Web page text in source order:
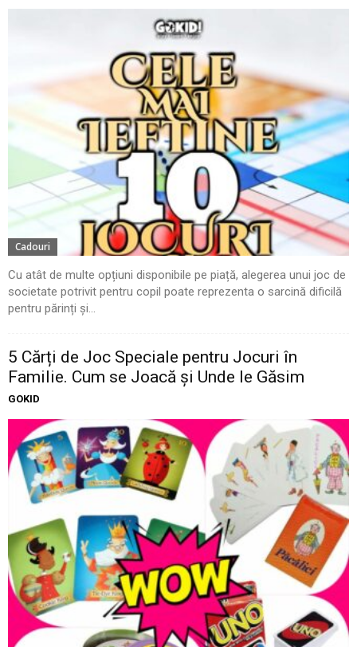
Cadouri
Cu atât de multe opțiuni disponibile pe piață, alegerea unui joc de
societate potrivit pentru copil poate reprezenta o sarcină dificilă
pentru părinți și...
5 Cărți de Joc Speciale pentru Jocuri în
Familie. Cum se Joacă și Unde le Găsim
GOKID